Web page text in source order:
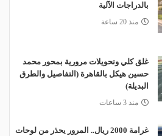
بالدراجات الآلية
منذ 20 ساعة
غلق كلي وتحويلات مرورية بمحور محمد
حسين هيكل بالقاهرة (التفاصيل والطرق
البديلة)
منذ 3 ساعات
غرامة 2000 ريال.. المرور يحذر من لوحات